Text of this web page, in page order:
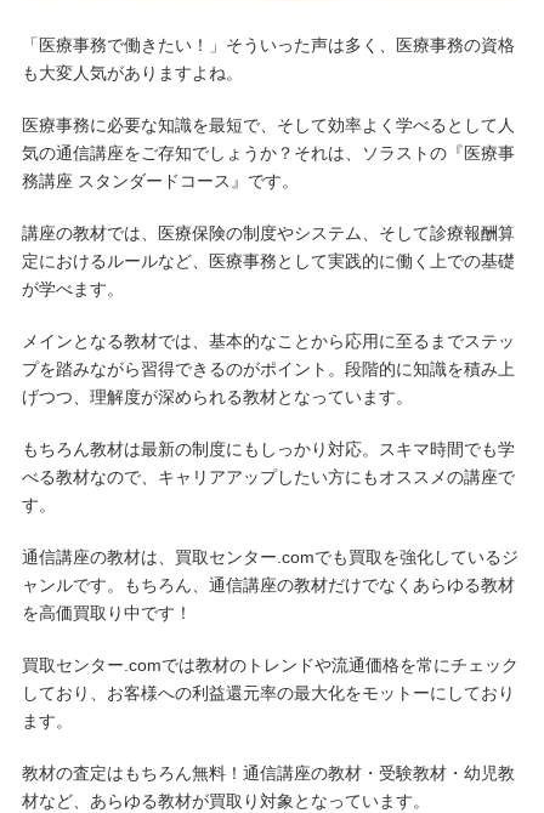
「医療事務で働きたい！」そういった声は多く、医療事務の資格
も大変人気がありますよね。
医療事務に必要な知識を最短で、そして効率よく学べるとして人
気の通信講座をご存知でしょうか？それは、ソラストの『医療事
務講座 スタンダードコース』です。
講座の教材では、医療保険の制度やシステム、そして診療報酬算
定におけるルールなど、医療事務として実践的に働く上での基礎
が学べます。
メインとなる教材では、基本的なことから応用に至るまでステッ
プを踏みながら習得できるのがポイント。段階的に知識を積み上
げつつ、理解度が深められる教材となっています。
もちろん教材は最新の制度にもしっかり対応。スキマ時間でも学
べる教材なので、キャリアアップしたい方にもオススメの講座で
す。
通信講座の教材は、買取センター.comでも買取を強化しているジ
ャンルです。もちろん、通信講座の教材だけでなくあらゆる教材
を高価買取り中です！
買取センター.comでは教材のトレンドや流通価格を常にチェック
しており、お客様への利益還元率の最大化をモットーにしており
ます。
教材の査定はもちろん無料！通信講座の教材・受験教材・幼児教
材など、あらゆる教材が買取り対象となっています。